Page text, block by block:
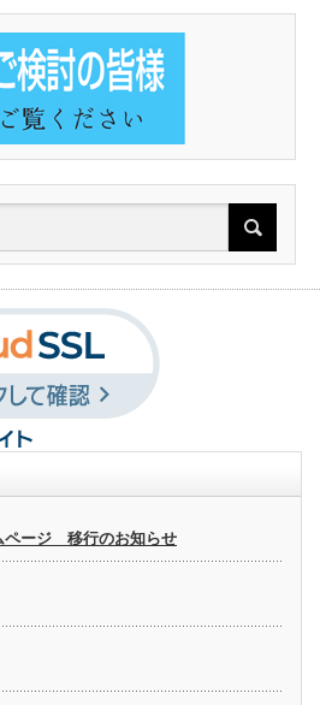
ページ 移行のお知らせ